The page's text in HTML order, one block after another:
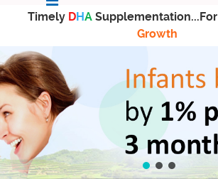
Timely DHA Supplementation...For
Growth